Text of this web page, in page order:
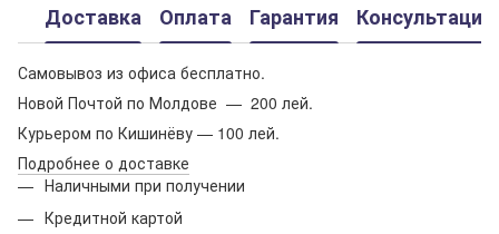
Доставка Оплата Гарантия Консультация
Самовывоз из офиса бесплатно.
Новой Почтой по Молдове — 200 лей.
Курьером по Кишинёву — 100 лей.
Подробнее о доставке
Наличными при получении
Кредитной картой